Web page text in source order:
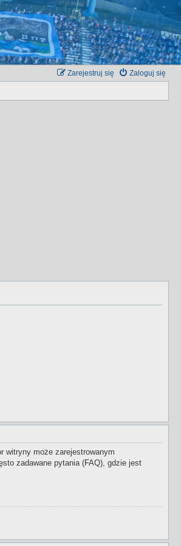
Zaloguj się
Zarejestruj się
witryny może zarejestrowanym
zadawane pytania (FAQ), gdzie jest